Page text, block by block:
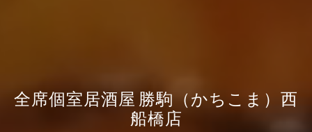
全席個室居酒屋 勝駒（かちこま）西
船橋店